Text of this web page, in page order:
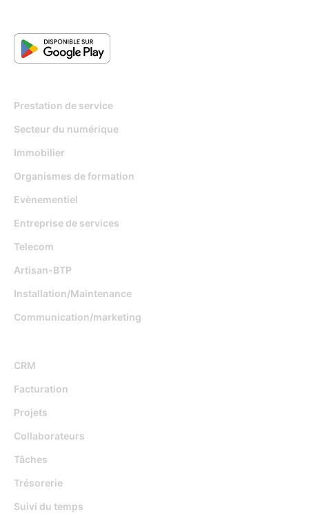
Prestation de service
Secteur du numérique
Immobilier
Organismes de formation
Evènementiel
Entreprise de services
Telecom
Artisan-BTP
Installation/Maintenance
Communication/marketing
CRM
Facturation
Projets
Collaborateurs
Tâches
Trésorerie
Suivi du temps